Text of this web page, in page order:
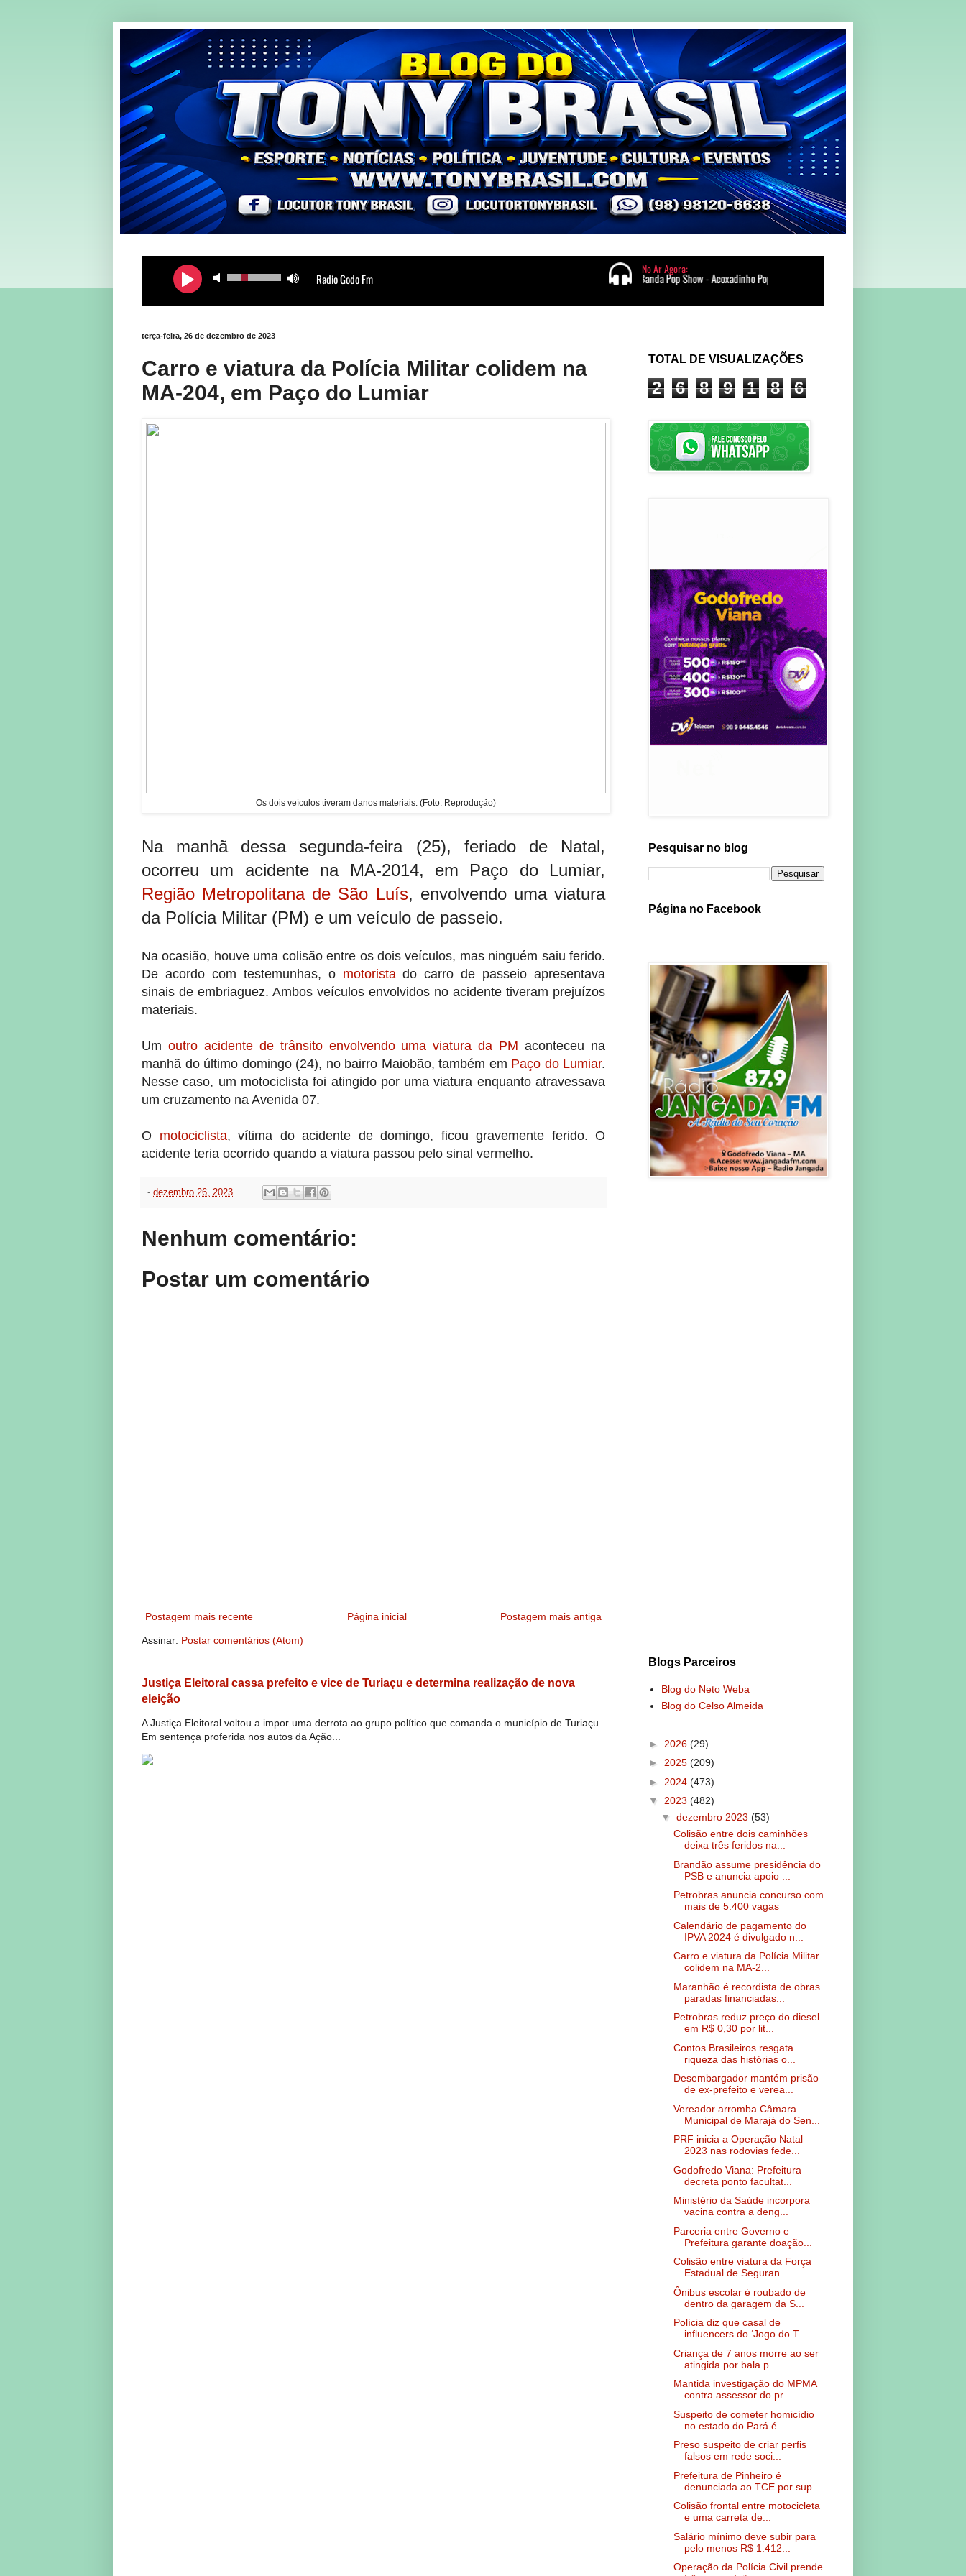
terça-feira, 26 de dezembro de 2023
Carro e viatura da Polícia Militar colidem na
MA-204, em Paço do Lumiar
Os dois veículos tiveram danos materiais. (Foto: Reprodução)
Na manhã dessa segunda-feira (25), feriado de Natal,
ocorreu um acidente na MA-2014, em Paço do Lumiar,
Região Metropolitana de São Luís, envolvendo uma viatura
da Polícia Militar (PM) e um veículo de passeio.
Na ocasião, houve uma colisão entre os dois veículos, mas ninguém saiu ferido.
De acordo com testemunhas, o motoristado carro de passeio apresentava
sinais de embriaguez. Ambos veículos envolvidos no acidente tiveram prejuízos
materiais.
Um outro acidente de trânsito envolvendo uma viatura da PM aconteceu na
manhã do último domingo (24), no bairro Maiobão, também em Paço do Lumiar.
Nesse caso, um motociclista foi atingido por uma viatura enquanto atravessava
um cruzamento na Avenida 07.
O motociclista, vítima do acidente de domingo, ficou gravemente ferido. O
acidente teria ocorrido quando a viatura passou pelo sinal vermelho.
- dezembro 26, 2023
Nenhum comentário:
Postar um comentário
Postagem mais recente Postagem mais antiga
Página inicial
Assinar: Postar comentários (Atom)
Justiça Eleitoral cassa prefeito e vice de Turiaçu e determina realização de nova
eleição
A Justiça Eleitoral voltou a impor uma derrota ao grupo político que comanda o município de Turiaçu.
Em sentença proferida nos autos da Ação...
TOTAL DE VISUALIZAÇÕES
2 6 8 9 1 8 6
Pesquisar no blog
Página no Facebook
Blogs Parceiros
Blog do Neto Weba
Blog do Celso Almeida
► 2026 (29)
► 2025 (209)
► 2024 (473)
▼ 2023 (482)
▼ dezembro 2023 (53)
Colisão entre dois caminhões
deixa três feridos na...
Brandão assume presidência do
PSB e anuncia apoio ...
Petrobras anuncia concurso com
mais de 5.400 vagas
Calendário de pagamento do
IPVA 2024 é divulgado n...
Carro e viatura da Polícia Militar
colidem na MA-2...
Maranhão é recordista de obras
paradas financiadas...
Petrobras reduz preço do diesel
em R$ 0,30 por lit...
Contos Brasileiros resgata
riqueza das histórias o...
Desembargador mantém prisão
de ex-prefeito e verea...
Vereador arromba Câmara
Municipal de Marajá do Sen...
PRF inicia a Operação Natal
2023 nas rodovias fede...
Godofredo Viana: Prefeitura
decreta ponto facultat...
Ministério da Saúde incorpora
vacina contra a deng...
Parceria entre Governo e
Prefeitura garante doação...
Colisão entre viatura da Força
Estadual de Seguran...
Ônibus escolar é roubado de
dentro da garagem da S...
Polícia diz que casal de
influencers do ‘Jogo do T...
Criança de 7 anos morre ao ser
atingida por bala p...
Mantida investigação do MPMA
contra assessor do pr...
Suspeito de cometer homicídio
no estado do Pará é ...
Preso suspeito de criar perfis
falsos em rede soci...
Prefeitura de Pinheiro é
denunciada ao TCE por sup...
Colisão frontal entre motocicleta
e uma carreta de...
Salário mínimo deve subir para
pelo menos R$ 1.412...
Operação da Polícia Civil prende